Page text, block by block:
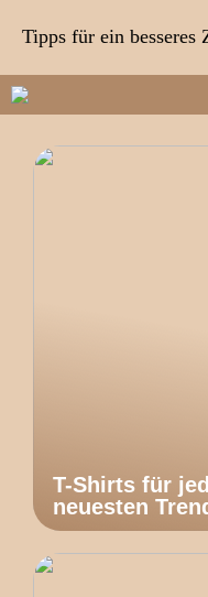
Tipps für ein besseres
T-Shirts für
neuesten